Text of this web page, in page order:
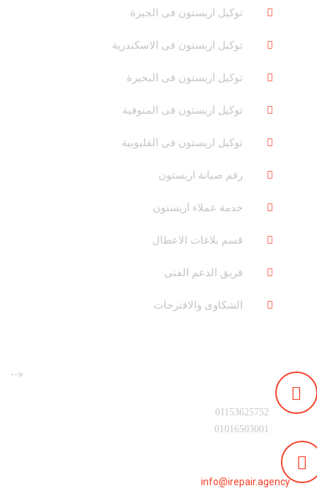
توكيل اريستون فى الجيزة
توكيل اريستون فى الاسكندرية
توكيل اريستون فى البحيرة
توكيل اريستون فى المنوفية
توكيل اريستون فى القليوبية
رقم صيانة اريستون
خدمة عملاء اريستون
قسم بلاغات الاعطال
فريق الدعم الفنى
الشكاوى والاقترحات
-->
01153625752
01016503001
info@irepair.agency